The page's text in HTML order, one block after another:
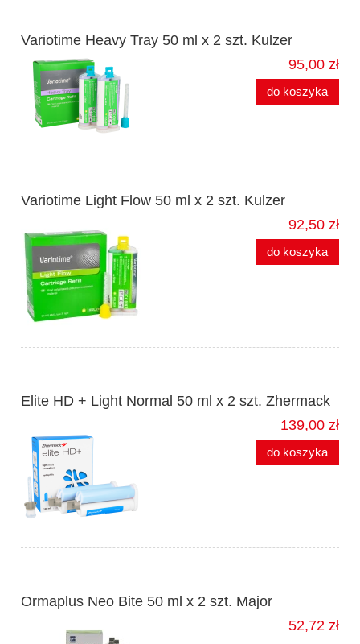
Variotime Heavy Tray 50 ml x 2 szt. Kulzer
95,00 zł
do koszyka
Variotime Light Flow 50 ml x 2 szt. Kulzer
92,50 zł
do koszyka
Elite HD + Light Normal 50 ml x 2 szt. Zhermack
139,00 zł
do koszyka
Ormaplus Neo Bite 50 ml x 2 szt. Major
52,72 zł